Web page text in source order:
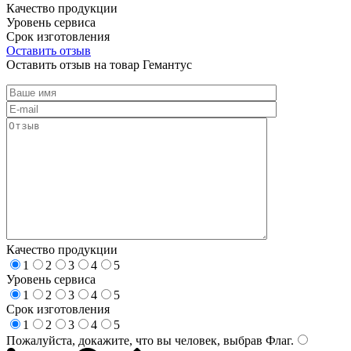
Качество продукции
Уровень сервиса
Срок изготовления
Оставить отзыв
Оставить отзыв на товар Гемантус
Качество продукции
1
2 3 4
5
Уровень сервиса
1
2 3 4
5
Срок изготовления
1
2 3 4
5
Пожалуйста, докажите, что вы человек, выбрав Флаг.